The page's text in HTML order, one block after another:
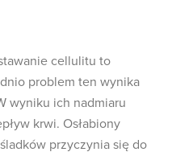
cellulitu to
problem ten wynika
wyniku ich nadmiaru
krwi. Osłabiony
przyczynia się do